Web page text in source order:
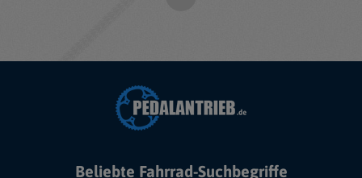
Beliebte Fahrrad-Suchbegriffe